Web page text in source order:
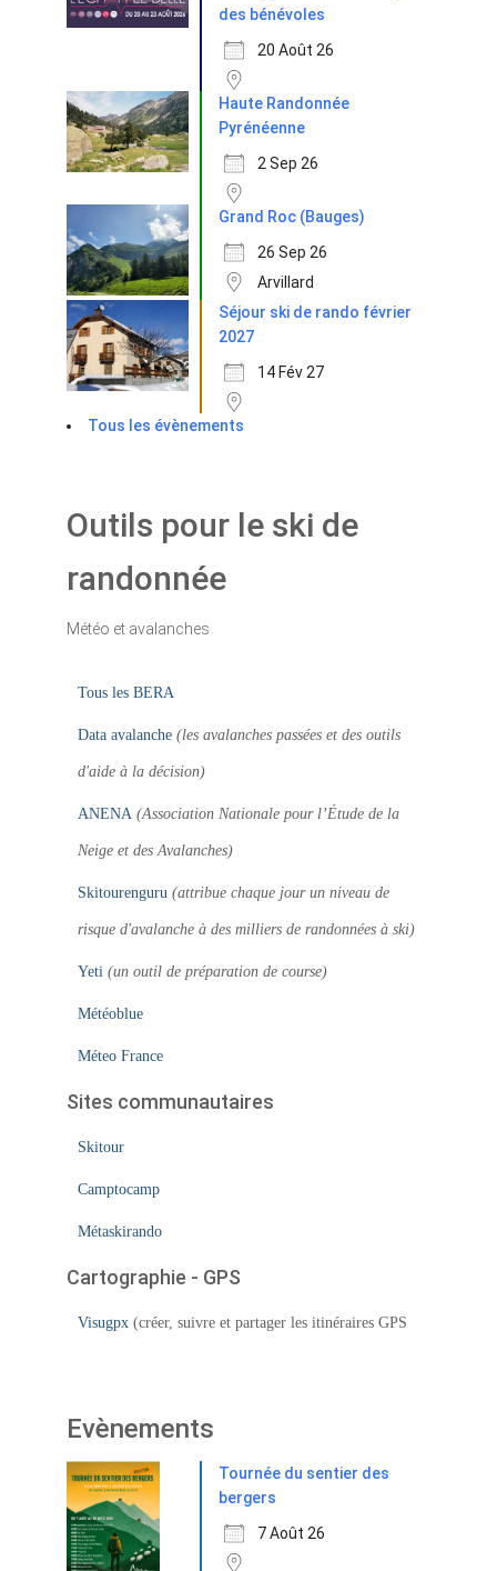
des bénévoles
20 Août 26
Haute Randonnée
Pyrénéenne
2 Sep 26
Grand Roc (Bauges)
26 Sep 26
Arvillard
Séjour ski de rando février
2027
14 Fév 27
Tous les évènements
Outils pour le ski de
randonnée
Météo et avalanches
Tous les BERA
Data avalanche (les avalanches passées et des outils
d'aide à la décision)
ANENA (Association Nationale pour l’Étude de la
Neige et des Avalanches)
Skitourenguru (attribue chaque jour un niveau de
risque d'avalanche à des milliers de randonnées à ski)
Yeti (un outil de préparation de course)
Météoblue
Méteo France
Sites communautaires
Skitour
Camptocamp
Métaskirando
Cartographie - GPS
Visugpx (créer, suivre et partager les itinéraires GPS
Evènements
Tournée du sentier des
bergers
7 Août 26